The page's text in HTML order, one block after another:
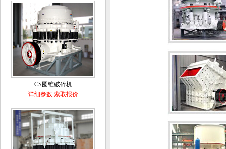
CS圆锥破碎机
详细参数 索取报价